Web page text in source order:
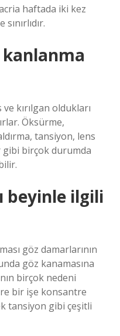
haftada iki kez
kanlanma
kırılgan oldukları
Öksürme,
tansiyon, lens
birçok durumda
beyinle ilgili
göz damarlarının
göz kanamasına
birçok nedeni
bir işe konsantre
tansiyon gibi çeşitli